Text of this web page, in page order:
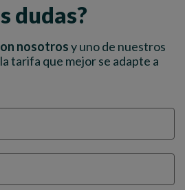
dudas?
nosotrosy uno de nuestros
tarifa que mejor se adapte a